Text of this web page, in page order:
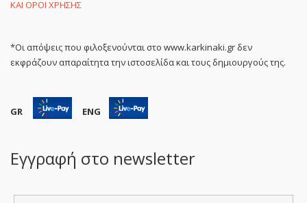
ΚΑΙ ΟΡΟΙ ΧΡΗΣΗΣ
*Οι απόψεις που φιλοξενούνται στο www.karkinaki.gr δεν
εκφράζουν απαραίτητα την ιστοσελίδα και τους δημιουργούς της.
GR ENG
Εγγραφή στο newsletter